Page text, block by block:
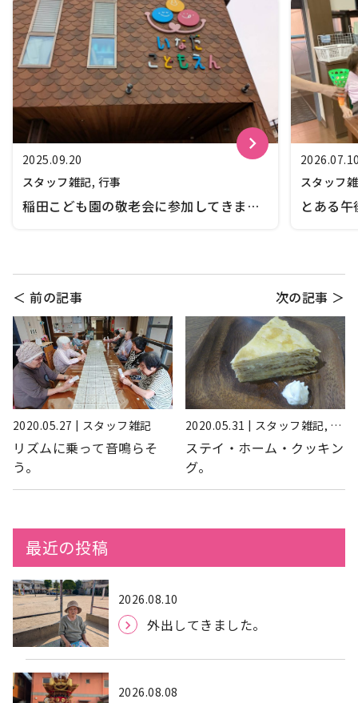
keyboard_arrow_right
2025.09.20
スタッフ雑記, 行事
稲田こども園の敬老会に参加してきまし
スタッフ
とある
＜ 前の記事
2020.05.27 | スタッフ雑記
リズムに乗って音鳴らそ
う。
次の記事 ＞
2020.05.31 | スタッフ雑記, 行
ステイ・ホーム・クッキン
グ。
最近の投稿
2026.08.10
外出してきました。
2026.08.08